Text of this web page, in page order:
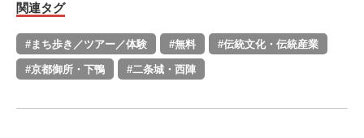
関連タグ
#まち歩き／ツアー／体験 #無料 #伝統文化・伝統産業
#京都御所・下鴨 #二条城・西陣